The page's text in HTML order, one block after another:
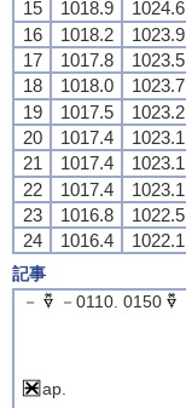
15
1018.9 1024.6
16
1018.2 1023.9
17
1017.8 1023.5
18
1018.0 1023.7
19
1017.5 1023.2
20
1017.4 1023.1
21
1017.4 1023.1
22
1017.4 1023.1
23
1016.8 1022.5
24
1016.4 1022.1
記事
－
－0110. 0150
ap.